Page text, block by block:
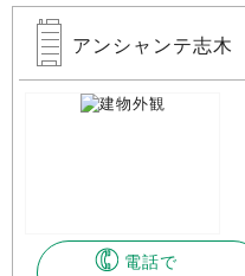
アンシャンテ志木
電話で